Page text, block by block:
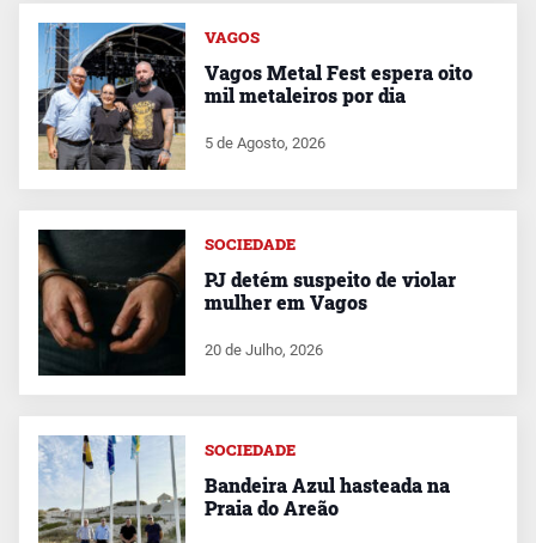
VAGOS
Vagos Metal Fest espera oito
mil metaleiros por dia
5 de Agosto, 2026
SOCIEDADE
PJ detém suspeito de violar
mulher em Vagos
20 de Julho, 2026
SOCIEDADE
Bandeira Azul hasteada na
Praia do Areão